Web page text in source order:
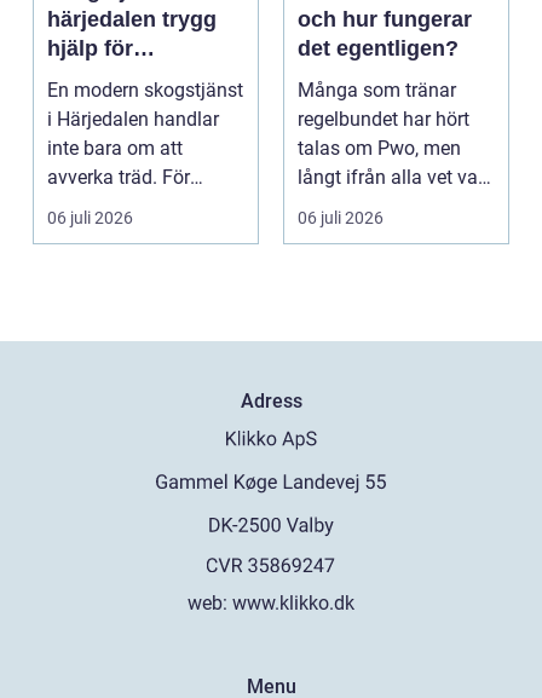
härjedalen trygg
hjälp för
skogsägare året
runt
En modern skogstjänst
i Härjedalen handlar
inte bara om att
avverka träd. För
många skogsägare är
ut...
06 juli 2026
och hur fungerar
det egentligen?
Många som tränar
regelbundet har hört
talas om Pwo, men
långt ifrån alla vet vad
som faktiskt gömmer...
06 juli 2026
Adress
web: www.klikko.dk
Menu